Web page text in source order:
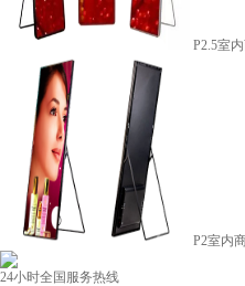
P2.5室
P2室内
24小时全国服务热线